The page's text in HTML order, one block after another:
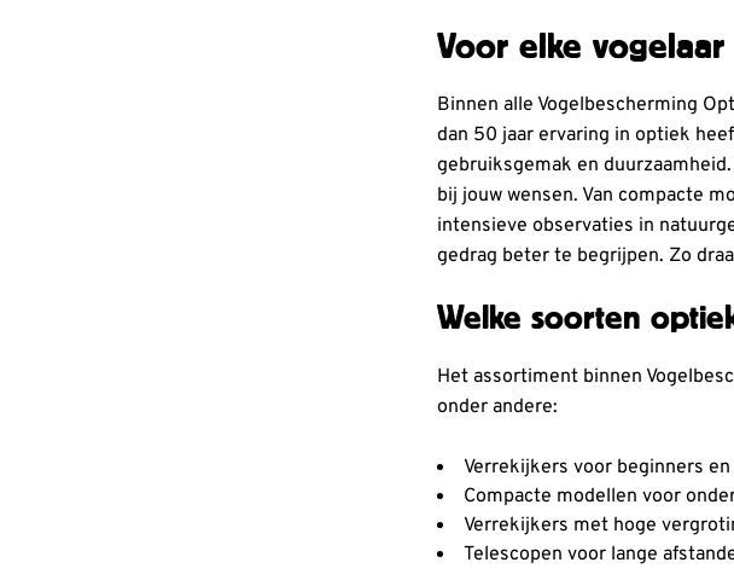
Voor elke
Binnen alle Vogelbescherming
dan 50 jaar ervaring in optiek
gebruiksgemak en
bij jouw wensen. Van compacte
intensieve observaties in
gedrag beter te begrijpen. Zo
Welke soorten
Het assortiment binnen
onder andere:
Verrekijkers voor beginners
Compacte modellen voor
Verrekijkers met hoge
Telescopen voor lange